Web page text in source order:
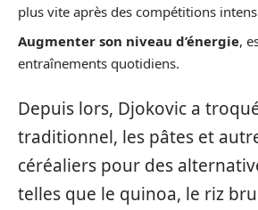
plus vite après des compétitions
Augmenter son niveau d’énergie,
entraînements quotidiens.
Depuis lors, Djokovic a
traditionnel, les pâtes et
céréaliers pour des
telles que le quinoa, le riz